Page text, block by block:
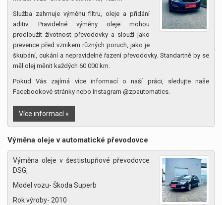
Služba zahrnuje výměnu filtru, oleje a přidání
aditiv. Pravidelné výměny oleje mohou
prodloužit životnost převodovky a slouží jako
prevence před vznikem různých poruch, jako je
škubání, cukání a nepravidelné řazení převodovky. Standartně by se
měl olej měnit každých 60 000 km.
Pokud Vás zajímá více informací o naší práci, sledujte naše
Facebookové stránky nebo Instagram @zpautomatics.
Více informací »
Výměna oleje v automatické převodovce
Výměna oleje v šestistupňové převodovce
DSG,
Model vozu- Škoda Superb
Rok výroby- 2010